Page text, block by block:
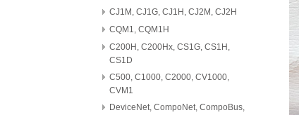
CJ1M, CJ1G, CJ1H, CJ2M, CJ2H
CQM1, CQM1H
C200H, C200Hx, CS1G, CS1H,
CS1D
C500, C1000, C2000, CV1000,
CVM1
DeviceNet, CompoNet, CompoBus,